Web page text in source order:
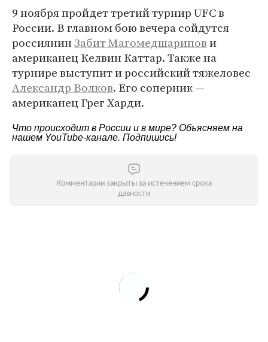
9 ноября пройдет третий турнир UFC в
России. В главном бою вечера сойдутся
россиянинЗабит Магомедшарипови
американец Келвин Каттар. Также на
турнире выступит и российский тяжеловес
Александр Волков. Его соперник —
американец Грег Харди.
Что происходит в России и в мире? Объясняем на
нашем YouTube-канале. Подпишись!
Комментарии закрыты за истечением срока
давности